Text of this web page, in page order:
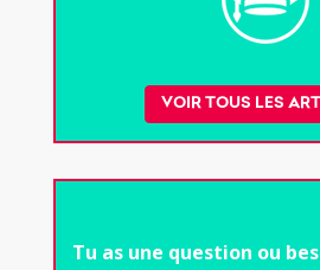
VOIR TOUS LES
Tu as une question ou